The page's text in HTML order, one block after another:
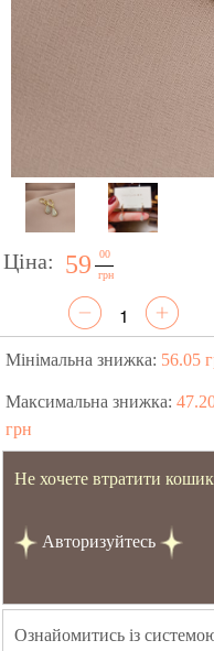
Ціна: 59
00
грн
Мінімальна знижка: 56.05
Максимальна знижка:
грн
Не хочете втратити
Авторизуйтесь
Ознайомитись із